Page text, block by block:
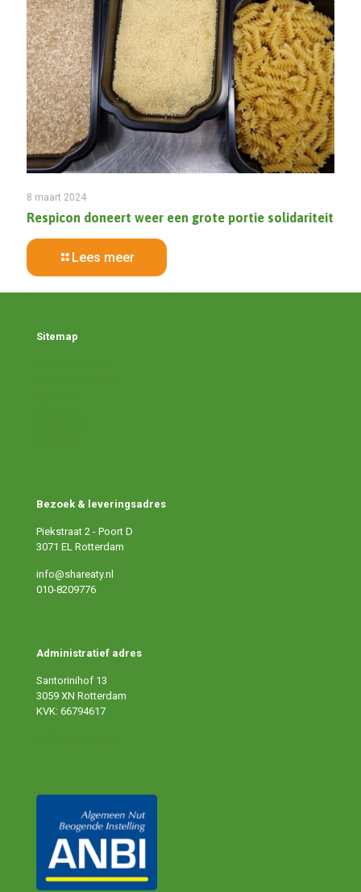
8 maart 2024
Respicon doneert weer een grote portie solidariteit
Lees meer
Sitemap
Bezoek & leveringsadres
Piekstraat 2 - Poort D
3071 EL Rotterdam
info@shareaty.nl
010-8209776
Administratief adres
Santorinihof 13
3059 XN Rotterdam
KVK: 66794617